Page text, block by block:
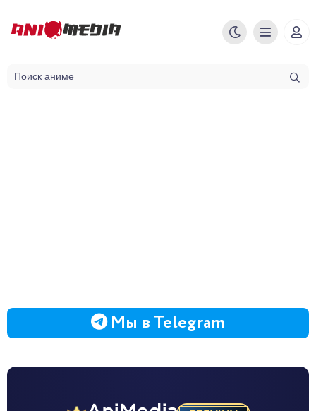
Мы в Telegram